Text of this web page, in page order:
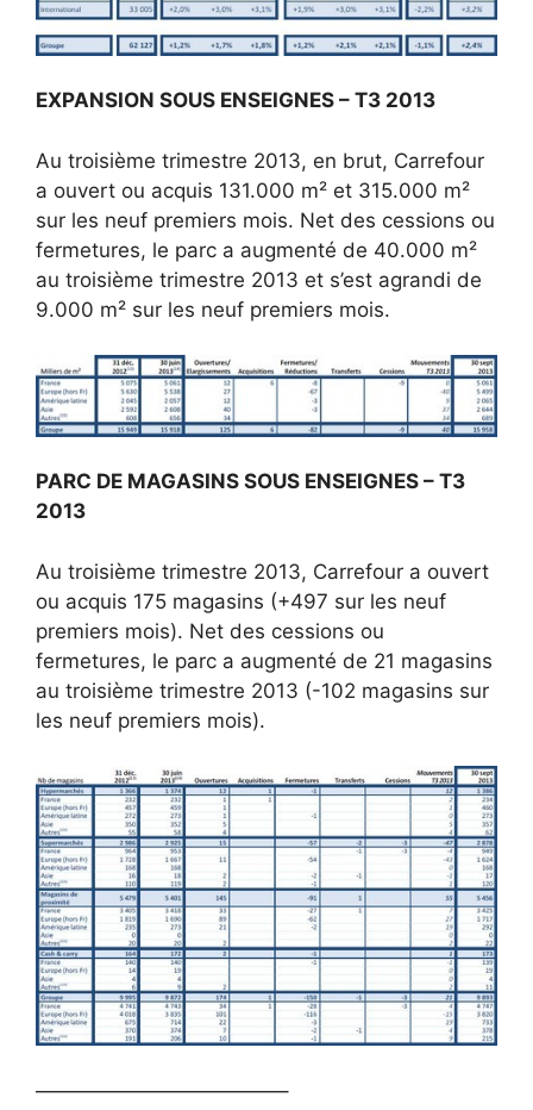
EXPANSION SOUS ENSEIGNES – T3 2013
Au troisième trimestre 2013, en brut, Carrefour
a ouvert ou acquis 131.000 m² et 315.000 m²
sur les neuf premiers mois. Net des cessions ou
fermetures, le parc a augmenté de 40.000 m²
au troisième trimestre 2013 et s’est agrandi de
9.000 m² sur les neuf premiers mois.
PARC DE MAGASINS SOUS ENSEIGNES – T3
2013
Au troisième trimestre 2013, Carrefour a ouvert
ou acquis 175 magasins (+497 sur les neuf
premiers mois). Net des cessions ou
fermetures, le parc a augmenté de 21 magasins
au troisième trimestre 2013 (-102 magasins sur
les neuf premiers mois).
————————————–